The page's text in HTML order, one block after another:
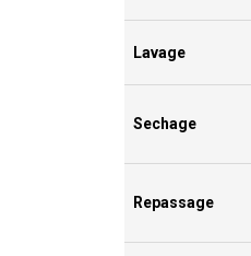
Lavage
Sechage
Repassage